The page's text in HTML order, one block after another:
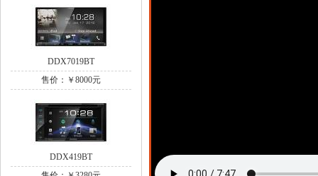
DDX7019BT
售价：￥8000元
DDX419BT